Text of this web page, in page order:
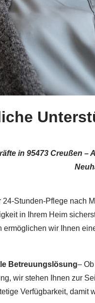
in 95473 Creußen
Stunden-Pflege nach
in Ihrem Heim
ermöglichen wir Ihnen
Betreuungslösung–
wir stehen Ihnen zur
Verfügbarkeit, damit